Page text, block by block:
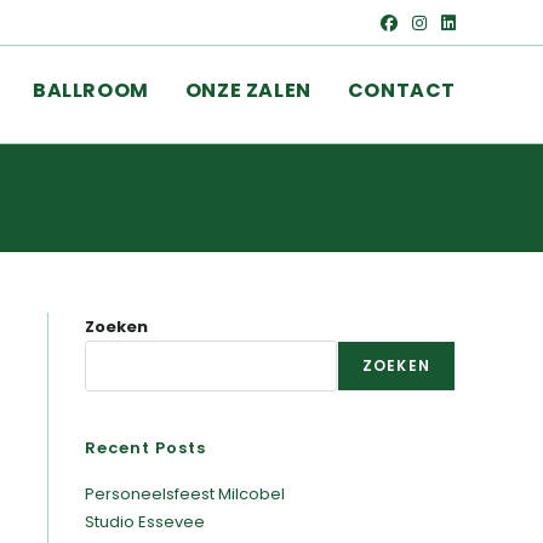
BALLROOM ONZE ZALEN CONTACT
Zoeken
ZOEKEN
Recent Posts
Personeelsfeest Milcobel
Studio Essevee